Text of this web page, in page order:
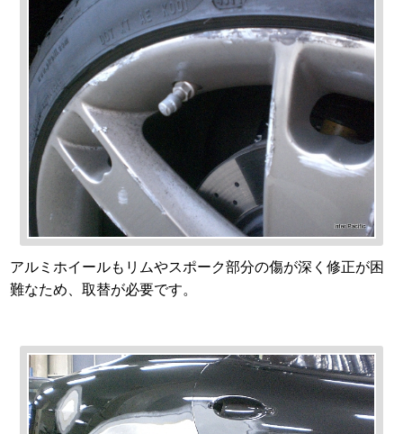
アルミホイールもリムやスポーク部分の傷が深く修正が困
難なため、取替が必要です。